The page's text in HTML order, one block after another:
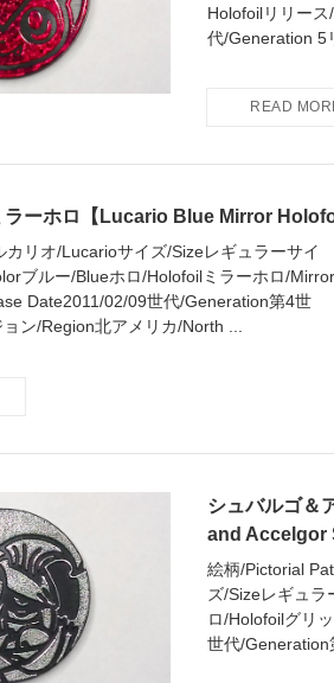
Holofoilリリー
代/Generation 5
ラーホロ【Lucario Blue Mirror
リオ/Lucarioサイズ/Sizeレギュラーサイ
ブルー/Blueホロ/Holofoilミラーホロ/Mirror
Date2011/02/09世代/Generation第4世
ン/Region北アメリカ/North ...
シュバルゴ＆
and Accelgor
絵柄/Pictorial
ズ/Sizeレギュ
ロ/Holofoilグリ
世代/Generation